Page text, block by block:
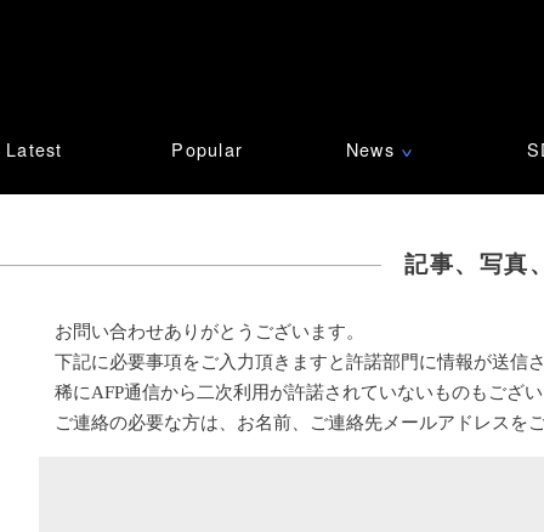
Latest Popular News ∨
記事、写真
お問い合わせありがとうございます。
下記に必要事項をご入力頂きますと許諾部門に情報が送信
稀にAFP通信から二次利用が許諾されていないものもござ
ご連絡の必要な方は、お名前、ご連絡先メールアドレスを